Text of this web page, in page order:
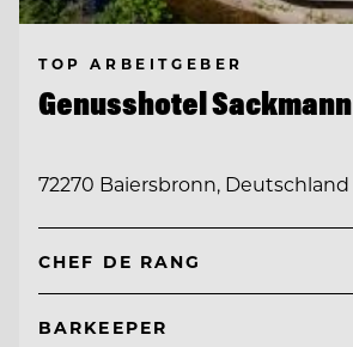
TOP ARBEITGEBER
Genusshotel Sackmann
72270 Baiersbronn, Deutschland
CHEF DE RANG
BARKEEPER